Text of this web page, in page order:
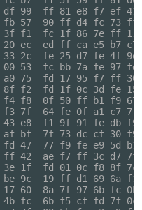
f7 df 99  ff 81 e8 f7
fb 57  90 ff d4 fc 73
3f f1  fc 1f 86 7e ff
20 ec  ed ff ca e5
33 2c  fe 25 d7 fe
00 53  fc bb 7a fe
ff a0 75  fd 17 95 f7
8f f2  fd 1f 0c 3d fe
f4 f8  0f 50 ff b1
6f f3 7f  64 fe 0f a1
43 e8  f1 9f 91 fe
af bf  7f 73 dc cf
fd 47  77 f9 fe e9 5d
ff 42  ae f7 ff 3c d7
3e 1f  fd 01 0c f8
be 9c  19 ff d1 69
17 60  8a 7f 97 6b
fe 4b fc  6b f5 cf fd